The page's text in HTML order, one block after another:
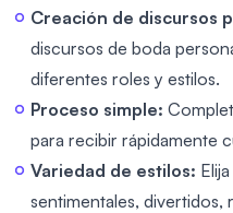
Creación de discursos
discursos de boda
diferentes roles y estilos.
Proceso simple:
para recibir rápidamente
Variedad de estilos:
sentimentales, divertidos,